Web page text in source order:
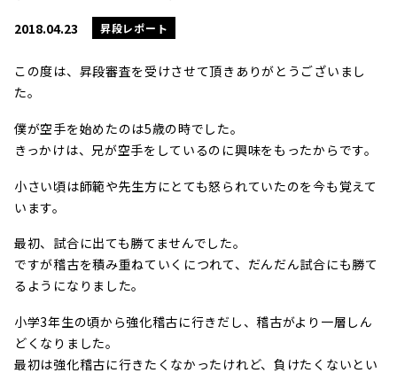
2018.04.23 昇段レポート
この度は、昇段審査を受けさせて頂きありがとうございまし
た。
僕が空手を始めたのは5歳の時でした。
きっかけは、兄が空手をしているのに興味をもったからです。
小さい頃は師範や先生方にとても怒られていたのを今も覚えて
います。
最初、試合に出ても勝てませんでした。
ですが稽古を積み重ねていくにつれて、だんだん試合にも勝て
るようになりました。
小学3年生の頃から強化稽古に行きだし、稽古がより一層しん
どくなりました。
最初は強化稽古に行きたくなかったけれど、負けたくないとい